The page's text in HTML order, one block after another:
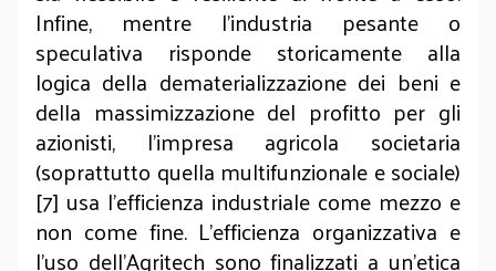
Infine, mentre l'industria pesante o
speculativa risponde storicamente alla
logica della dematerializzazione dei beni e
della massimizzazione del profitto per gli
azionisti, l'impresa agricola societaria
(soprattutto quella multifunzionale e sociale)
[7] usa l'efficienza industriale come mezzo e
non come fine. L'efficienza organizzativa e
l'uso dell'Agritech sono finalizzati a un'etica